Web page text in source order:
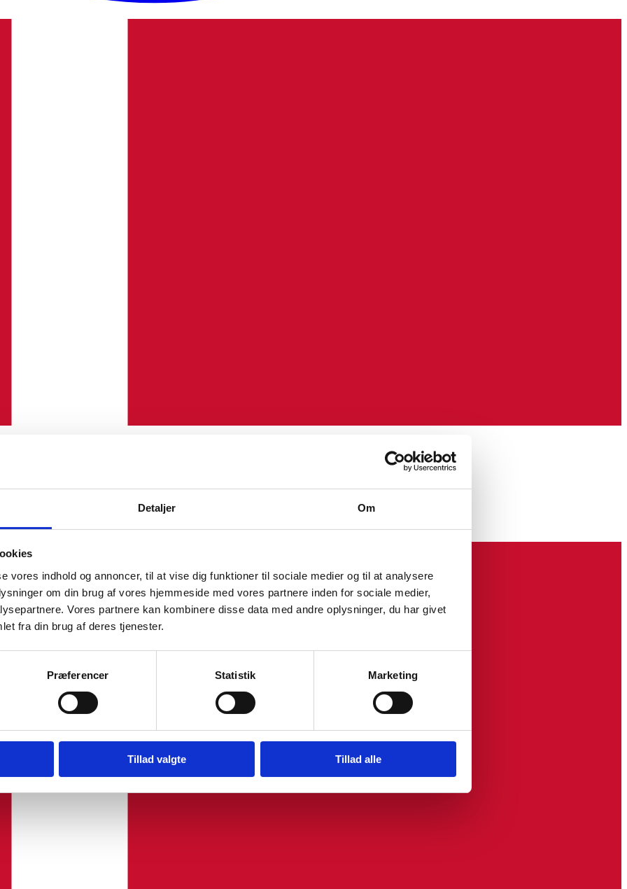
Detaljer Om
vores indhold og annoncer, til at vise dig funktioner til sociale medier og til at analysere
om din brug af vores hjemmeside med vores partnere inden for sociale medier,
Vores partnere kan kombinere disse data med andre oplysninger, du har givet
fra din brug af deres tjenester.
Præferencer Statistik Marketing
Tillad valgte Tillad alle